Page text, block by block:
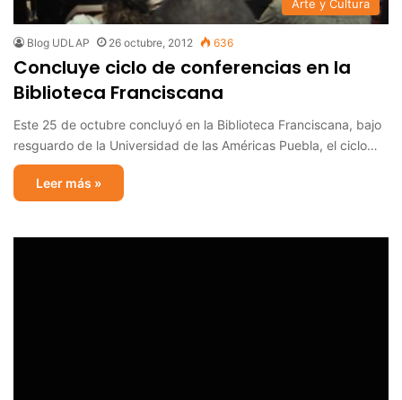
Arte y Cultura
Blog UDLAP 26 octubre, 2012 636
Concluye ciclo de conferencias en la
Biblioteca Franciscana
Este 25 de octubre concluyó en la Biblioteca Franciscana, bajo
resguardo de la Universidad de las Américas Puebla, el ciclo…
Leer más »